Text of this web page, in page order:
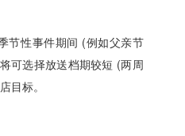
节性事件期间 (例如父亲节
可选择放送档期较短 (两周
目标。